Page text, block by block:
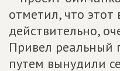
отметил, что этот
действительно,
Привел
путем вынудили